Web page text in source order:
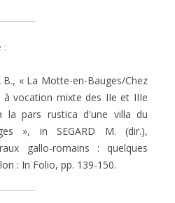
:
B., « La Motte-en-Bauges/Chez
à vocation mixte des IIe et IIIe
la pars rustica d'une villa du
», in SEGARD M. (dir.),
gallo-romains : quelques
: In Folio, pp. 139-150.